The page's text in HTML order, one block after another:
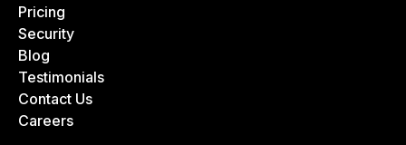
Pricing
Security
Blog
Testimonials
Contact Us
Careers